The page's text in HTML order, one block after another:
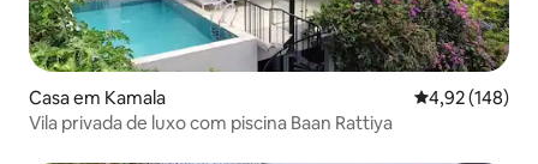
Casa em Kamala Classificação
4,92 (148)
Vila privada de luxo com piscina Baan Rattiya